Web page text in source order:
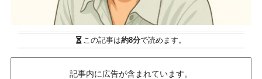
この記事は約8分で読めます。
記事内に広告が含まれています。